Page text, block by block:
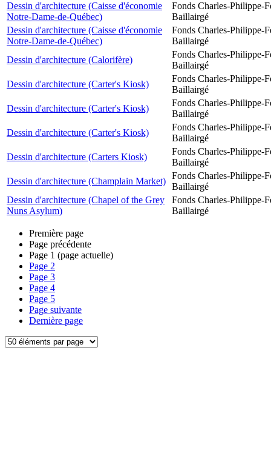
Dessin d'architecture (Caisse d'économie
Notre-Dame-de-Québec)
Fonds Charles-Philippe-
Baillairgé
Dessin d'architecture (Caisse d'économie
Notre-Dame-de-Québec)
Fonds Charles-Philippe-
Baillairgé
Dessin d'architecture (Calorifère)
Fonds Charles-Philippe-
Baillairgé
Dessin d'architecture (Carter's Kiosk)
Fonds Charles-Philippe-
Baillairgé
Dessin d'architecture (Carter's Kiosk)
Fonds Charles-Philippe-
Baillairgé
Dessin d'architecture (Carter's Kiosk)
Fonds Charles-Philippe-
Baillairgé
Dessin d'architecture (Carters Kiosk)
Fonds Charles-Philippe-
Baillairgé
Dessin d'architecture (Champlain Market)
Fonds Charles-Philippe-
Baillairgé
Dessin d'architecture (Chapel of the Grey
Nuns Asylum)
Fonds Charles-Philippe-
Baillairgé
Première page
Page précédente
Page 1 (page actuelle)
Page 2
Page 3
Page 4
Page 5
Page suivante
Dernière page